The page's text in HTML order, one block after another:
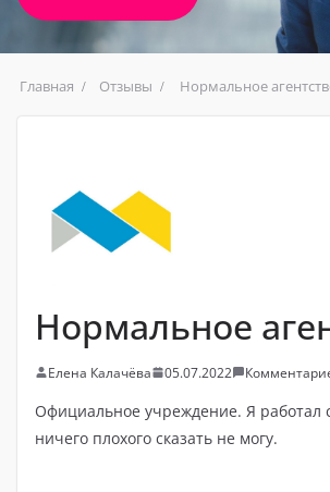
Главная Отзывы Нормальное
Нормальное
Елена Калачёва 05.07.2022
Официальное учреждение. Я работал
ничего плохого сказать не могу.